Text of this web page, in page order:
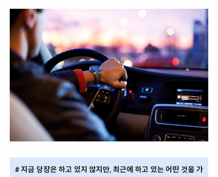
# 지금 당장은 하고 있지 않지만, 최근에 하고 있는 어떤 것을 가